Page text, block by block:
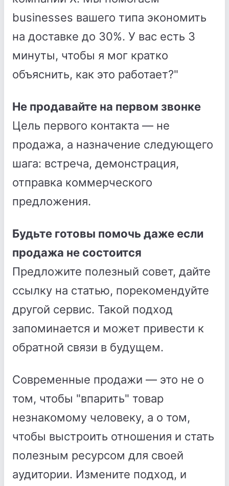
businesses вашего типа экономить
на доставке до 30%. У вас есть 3
минуты, чтобы я мог кратко
объяснить, как это работает?"
Не продавайте на первом звонке
Цель первого контакта — не
продажа, а назначение следующего
шага: встреча, демонстрация,
отправка коммерческого
предложения.
Будьте готовы помочь даже если
продажа не состоится
Предложите полезный совет, дайте
ссылку на статью, порекомендуйте
другой сервис. Такой подход
запоминается и может привести к
обратной связи в будущем.
Современные продажи — это не о
том, чтобы "впарить" товар
незнакомому человеку, а о том,
чтобы выстроить отношения и стать
полезным ресурсом для своей
аудитории. Измените подход, и